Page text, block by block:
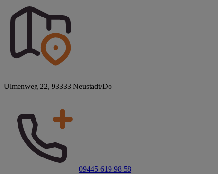
Ulmenweg 22, 93333 Neustadt/Do
09445 619 98 58